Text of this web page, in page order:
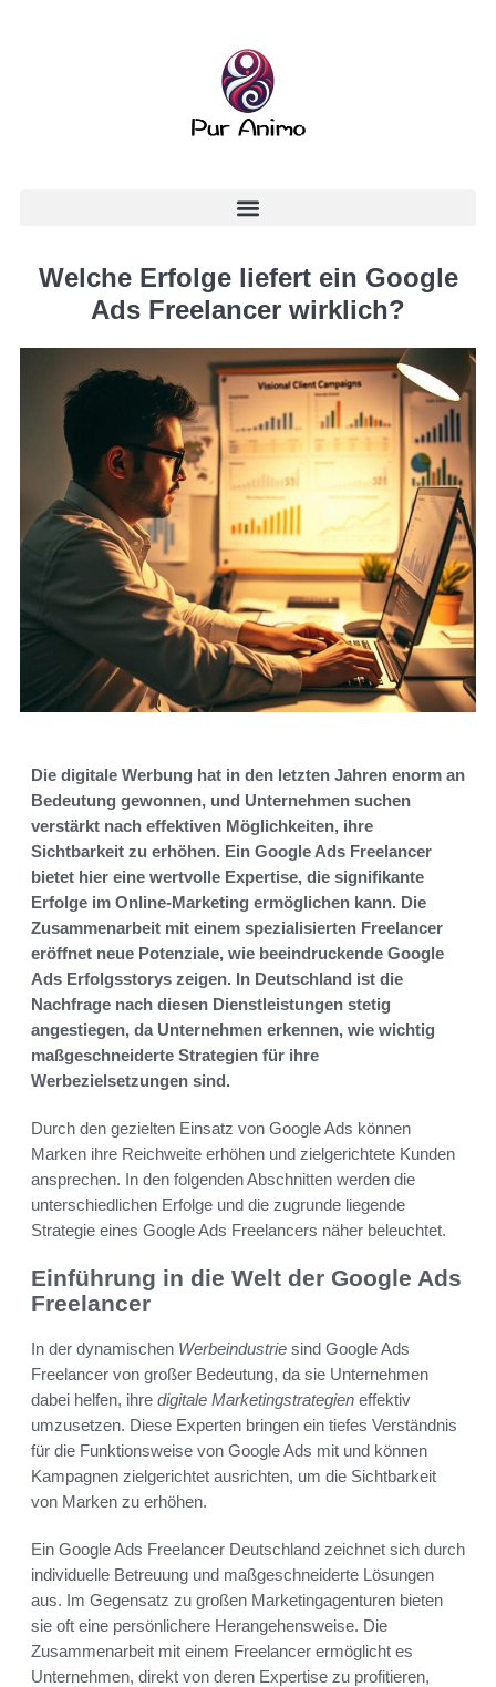
Welche Erfolge liefert ein Google
Ads Freelancer wirklich?
Die digitale Werbung hat in den letzten Jahren enorm an
Bedeutung gewonnen, und Unternehmen suchen
verstärkt nach effektiven Möglichkeiten, ihre
Sichtbarkeit zu erhöhen. Ein Google Ads Freelancer
bietet hier eine wertvolle Expertise, die signifikante
Erfolge im Online-Marketing ermöglichen kann. Die
Zusammenarbeit mit einem spezialisierten Freelancer
eröffnet neue Potenziale, wie beeindruckende Google
Ads Erfolgsstorys zeigen. In Deutschland ist die
Nachfrage nach diesen Dienstleistungen stetig
angestiegen, da Unternehmen erkennen, wie wichtig
maßgeschneiderte Strategien für ihre
Werbezielsetzungen sind.
Durch den gezielten Einsatz von Google Ads können
Marken ihre Reichweite erhöhen und zielgerichtete Kunden
ansprechen. In den folgenden Abschnitten werden die
unterschiedlichen Erfolge und die zugrunde liegende
Strategie eines Google Ads Freelancers näher beleuchtet.
Einführung in die Welt der Google Ads
Freelancer
In der dynamischen Werbeindustrie sind Google Ads
Freelancer von großer Bedeutung, da sie Unternehmen
dabei helfen, ihre digitale Marketingstrategien effektiv
umzusetzen. Diese Experten bringen ein tiefes Verständnis
für die Funktionsweise von Google Ads mit und können
Kampagnen zielgerichtet ausrichten, um die Sichtbarkeit
von Marken zu erhöhen.
Ein Google Ads Freelancer Deutschland zeichnet sich durch
individuelle Betreuung und maßgeschneiderte Lösungen
aus. Im Gegensatz zu großen Marketingagenturen bieten
sie oft eine persönlichere Herangehensweise. Die
Zusammenarbeit mit einem Freelancer ermöglicht es
Unternehmen, direkt von deren Expertise zu profitieren,